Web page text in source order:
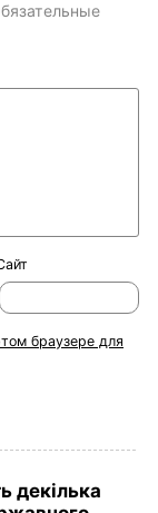
браузере для
декілька